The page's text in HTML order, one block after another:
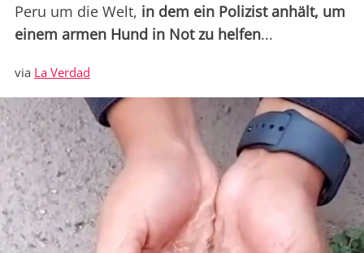
Peru um die Welt, in dem ein Polizist anhält, um
einem armen Hund in Not zu helfen...
via La Verdad